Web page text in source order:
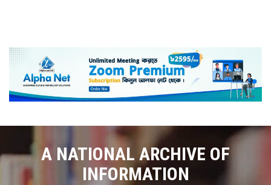
A NATIONAL ARCHIVE OF
INFORMATION